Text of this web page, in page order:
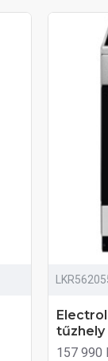
tűzhely
157 990